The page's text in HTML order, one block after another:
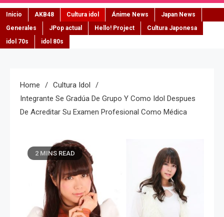
Inicio AKB48 Cultura idol Ánime News
Japan News
Generales
JPop actual Hello! Project
Cultura Japonesa
idol 70s
idol 80s
Home
Cultura Idol
Integrante Se Gradúa De Grupo Y Como Idol Despues
De Acreditar Su Examen Profesional Como Médica
2 MINS READ